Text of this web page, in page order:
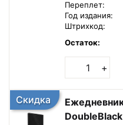
Переплет:
Год издания:
Штрихкод:
Остаток:
+
Скидка